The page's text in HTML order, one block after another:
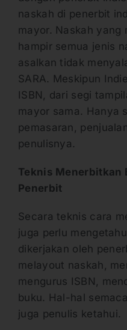
naskah di penerbit
mayor. Naskah yang
hampir semua jenis
asalkan tidak
SARA. Meskipun
ISBN, dari segi
mayor sama. Hanya
pemasaran,
penulisnya.
Teknis Menerbitkan
Penerbit
Secara teknis cara
juga perlu
dikerjakan oleh
melayout naskah,
mengurus ISBN,
buku. Hal-hal
juga penulis ketahui.